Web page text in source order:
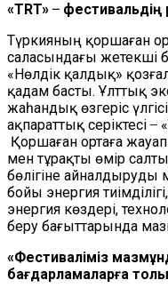
«TRT» ̶ фестивальдің
Түркияның қоршаған
саласындағы жетекші
«Нөлдік қалдық»
қадам басты. Ұлттық
жаһандық өзгеріс
ақпараттық серіктесі
Қоршаған ортаға
мен тұрақты өмір
бөлігіне айналдыруды
бойы энергия
энергия көздері,
беру бағыттарында
«Фестиваліміз
бағдарламаларға